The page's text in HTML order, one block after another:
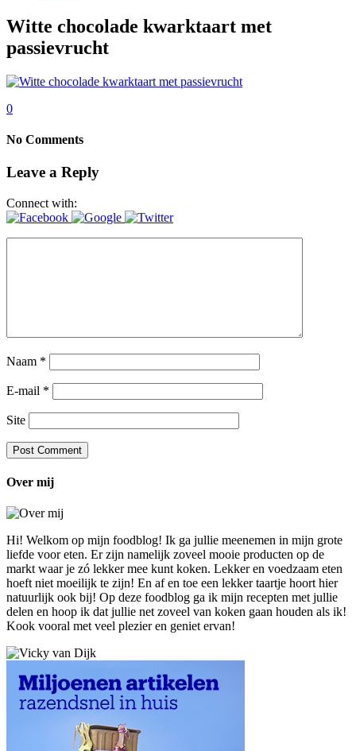
Witte chocolade kwarktaart met
passievrucht
0
No Comments
Leave a Reply
Connect with:
Naam *
E-mail *
Site
Over mij
Hi! Welkom op mijn foodblog! Ik ga jullie meenemen in mijn grote
liefde voor eten. Er zijn namelijk zoveel mooie producten op de
markt waar je zó lekker mee kunt koken. Lekker en voedzaam eten
hoeft niet moeilijk te zijn! En af en toe een lekker taartje hoort hier
natuurlijk ook bij! Op deze foodblog ga ik mijn recepten met jullie
delen en hoop ik dat jullie net zoveel van koken gaan houden als ik!
Kook vooral met veel plezier en geniet ervan!